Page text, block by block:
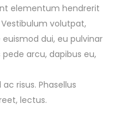
elementum hendrerit
volutpat,
dui, eu pulvinar
arcu, dapibus eu,
risus. Phasellus
lectus.